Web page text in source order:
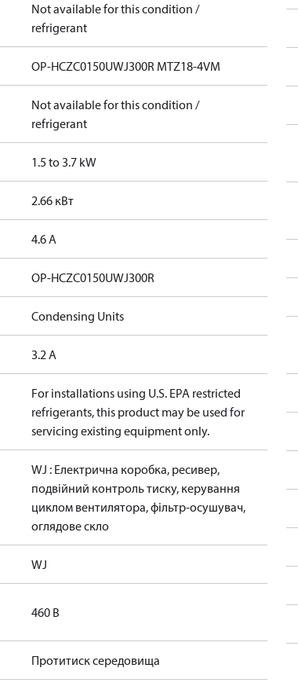
Not available for this condition /
refrigerant
OP-HCZC0150UWJ300R MTZ18-4VM
Not available for this condition /
refrigerant
1.5 to 3.7 kW
2.66 кВт
4.6 A
OP-HCZC0150UWJ300R
Condensing Units
3.2 A
For installations using U.S. EPA restricted
refrigerants, this product may be used for
servicing existing equipment only.
WJ : Електрична коробка, ресивер,
подвійний контроль тиску, керування
циклом вентилятора, фільтр-осушувач,
оглядове скло
WJ
460 В
Протитиск середовища